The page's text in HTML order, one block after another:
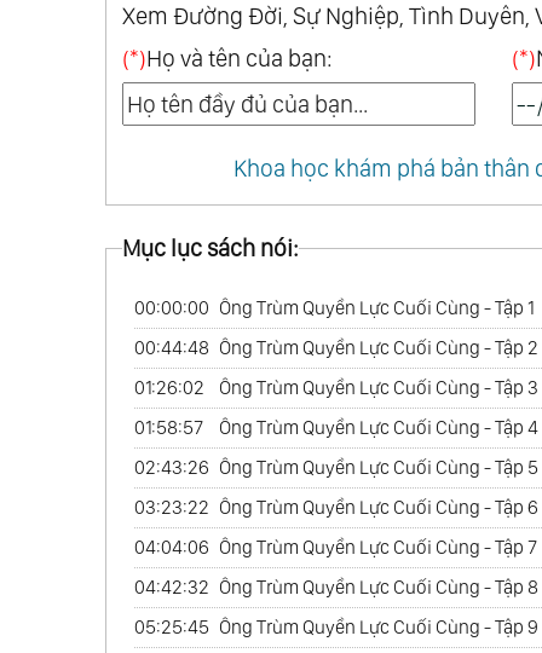
Xem Đường Đời, Sự Nghiệp, Tình Duyên,
(*)Họ và tên của bạn: (*)
Khoa học khám phá bản thân
Mục lục sách nói:
00:00:00 Ông Trùm Quyền Lực Cuối Cùng - Tập 1
00:44:48 Ông Trùm Quyền Lực Cuối Cùng - Tập 2
01:26:02
Ông Trùm Quyền Lực Cuối Cùng - Tập 3
01:58:57
Ông Trùm Quyền Lực Cuối Cùng - Tập 4
02:43:26 Ông Trùm Quyền Lực Cuối Cùng - Tập 5
03:23:22 Ông Trùm Quyền Lực Cuối Cùng - Tập 6
04:04:06 Ông Trùm Quyền Lực Cuối Cùng - Tập 7
04:42:32 Ông Trùm Quyền Lực Cuối Cùng - Tập 8
05:25:45 Ông Trùm Quyền Lực Cuối Cùng - Tập 9